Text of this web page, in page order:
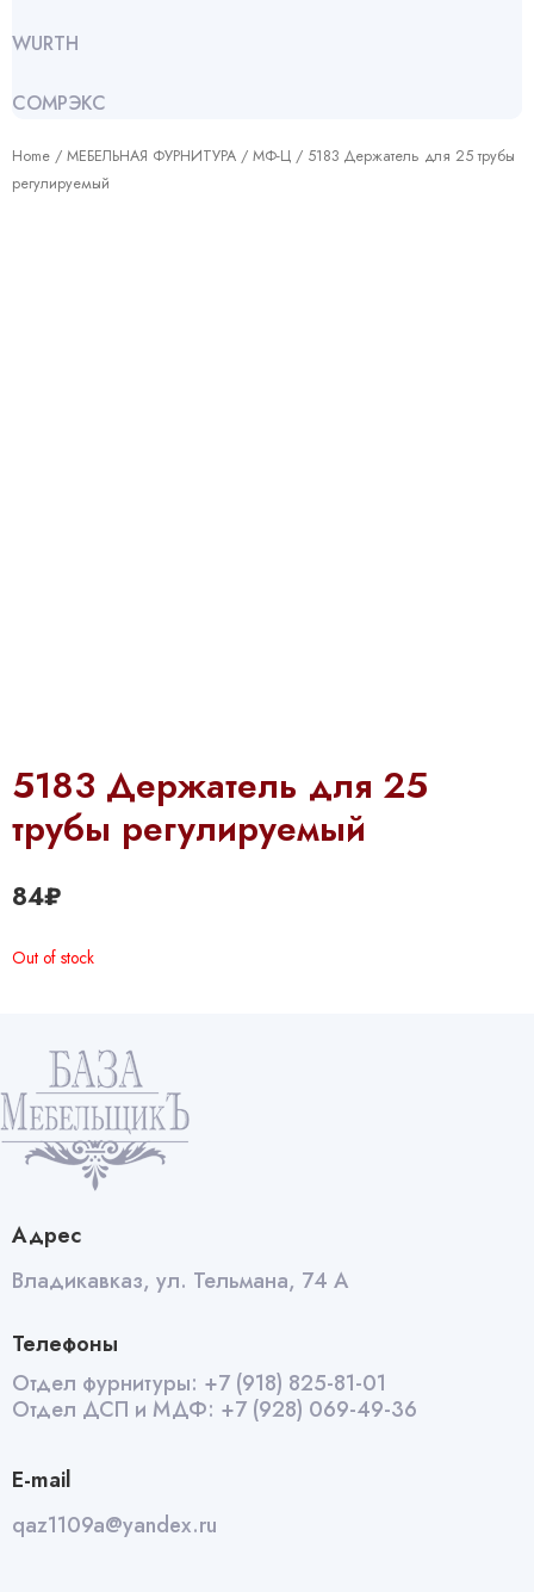
WURTH
СОМРЭКС
Home / МЕБЕЛЬНАЯ ФУРНИТУРА / МФ-Ц / 5183 Держатель для 25 трубы
регулируемый
5183 Держатель для 25
трубы регулируемый
84₽
Out of stock
Адрес
Владикавказ, ул. Тельмана, 74 А
Телефоны
Отдел фурнитуры: +7 (918) 825-81-01
Отдел ДСП и МДФ: +7 (928) 069-49-36
E-mail
qaz1109a@yandex.ru